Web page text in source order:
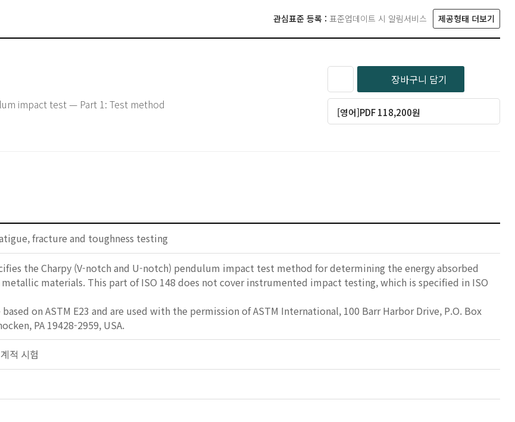
관심표준 등록 : 표준업데이트 시 알림서비스 제공형태 더보기
impact test — Part 1: Test method
장바구니 담기
[영어]PDF 118,200원
fracture and toughness testing
the Charpy (V-notch and U-notch) pendulum impact test method for determining the energy absorbed
materials. This part of ISO 148 does not cover instrumented impact testing, which is specified in ISO
based on ASTM E23 and are used with the permission of ASTM International, 100 Barr Harbor Drive, P.O. Box
PA 19428-2959, USA.
적 시험